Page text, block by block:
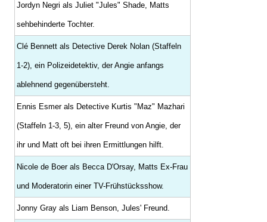
Jordyn Negri als Juliet "Jules" Shade, Matts
sehbehinderte Tochter.
Clé Bennett als Detective Derek Nolan (Staffeln
1-2), ein Polizeidetektiv, der Angie anfangs
ablehnend gegenübersteht.
Ennis Esmer als Detective Kurtis "Maz" Mazhari
(Staffeln 1-3, 5), ein alter Freund von Angie, der
ihr und Matt oft bei ihren Ermittlungen hilft.
Nicole de Boer als Becca D'Orsay, Matts Ex-Frau
und Moderatorin einer TV-Frühstücksshow.
Jonny Gray als Liam Benson, Jules' Freund.